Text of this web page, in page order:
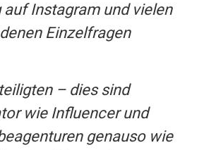
auf Instagram und vielen
Einzelfragen
– dies sind
wie Influencer und
genauso wie